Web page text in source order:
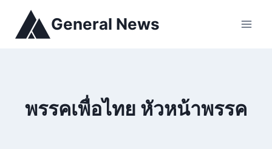
General News
พรรคเพื่อไทย หัวหน้าพรรค